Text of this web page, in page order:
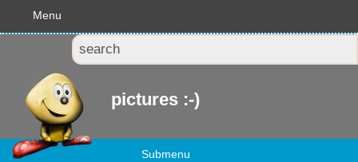
Menu
pictures :-)
Submenu